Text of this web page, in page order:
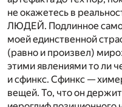
не окажетесь в
ЛЮДЕЙ. Подлинное
моей единственной
(равно и произвел)
этими явлениями то ли
и сфинкс. Сфинкс —
вещей. То, что он